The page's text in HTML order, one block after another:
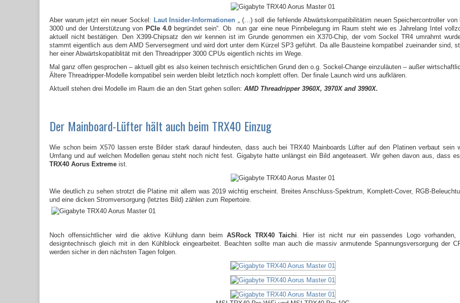
Aber warum jetzt ein neuer Sockel: Laut Insider-Informationen „ (…) soll die fehlende Abwärtskompatibilitätim neuen Speichercontroller von
3000 und der Unterstützung von PCIe 4.0begründet sein“. Ob nun gar eine neue Pinnbelegung im Raum steht wie es Jahrelang Intel
aktuell nicht bestätigen. Den X399-Chipsatz den wir kennen ist im Grunde genommen ein X370-Chip, der vom Sockel TR4 umrahmt
stammt eigentlich aus dem AMD Serversegment und wird dort unter dem Kürzel SP3 geführt. Da alle Bausteine kompatibel zueinander sind,
her einer Abwärtskopatiblität mit den Threadripper 3000 CPUs eigentlich nichts im Wege.
Mal ganz offen gesprochen – aktuell gibt es also keinen technisch ersichtlichen Grund den o.g. Sockel-Change einzuläuten – außer
Ältere Threadripper-Modelle kompatibel sein werden bleibt letztlich noch komplett offen. Der finale Launch wird uns aufklären.
Aktuell stehen drei Modelle im Raum die an den Start gehen sollen: AMD Threadripper 3960X, 3970X and 3990X.
Der Mainboard-Lüfter hält auch beim TRX40 Einzug
Wie schon beim X570 lassen erste Bilder stark darauf hindeuten, dass auch bei TRX40 Mainboards Lüfter auf den Platinen verbaut sein
Umfang und auf welchen Modellen genau steht noch nicht fest. Gigabyte hatte unlängst ein Bild angeteasert. Wir gehen davon aus, dass
TRX40 Aorus Extreme ist.
Wie deutlich zu sehen strotzt die Platine mit allem was 2019 wichtig erscheint. Breites Anschluss-Spektrum, Komplett-Cover, RGB-
und eine dicken Stromversorgung (letztes Bild) zählen zum Repertoire.
Noch offensichtlicher wird die aktive Kühlung dann beimASRock TRX40 Taichi . Hier ist nicht nur ein passendes Logo vorhanden,
designtechnisch gleich mit in den Kühlblock eingearbeitet. Beachten sollte man auch die massiv anmutende Spannungsversorgung der
werden sicher in den nächsten Tagen folgen.